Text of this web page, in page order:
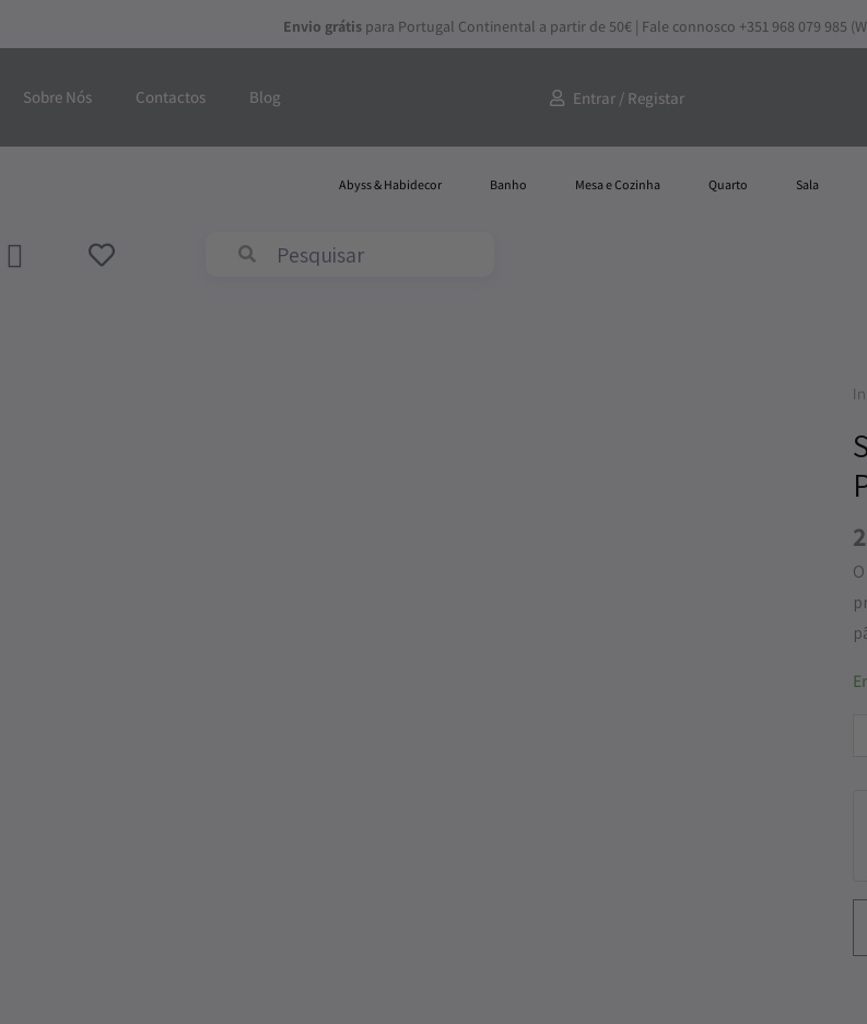
to
Envio grátis para Portugal Continental a partir de 50€ | Fale connosco +351 968 079 985
Sobre Nós Contactos Blog Entrar / Registar
Abyss & Habidecor Banho Mesa e Cozinha Quarto Sala
ADICIONAR
AO
CARRINHO
a